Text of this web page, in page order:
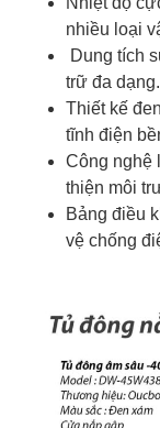
nhiều loại
Dung tích
trữ đa dạng.
Thiết kế
tĩnh điện
Công nghệ
thiện môi
Bảng điều
vệ chống